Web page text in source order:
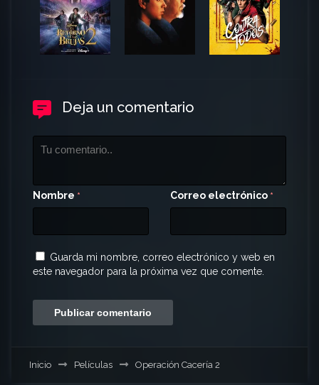
Deja un comentario
Nombre * Correo electrónico *
Guarda mi nombre, correo electrónico y web en
este navegador para la próxima vez que comente.
Inicio Películas Operación Cacería 2